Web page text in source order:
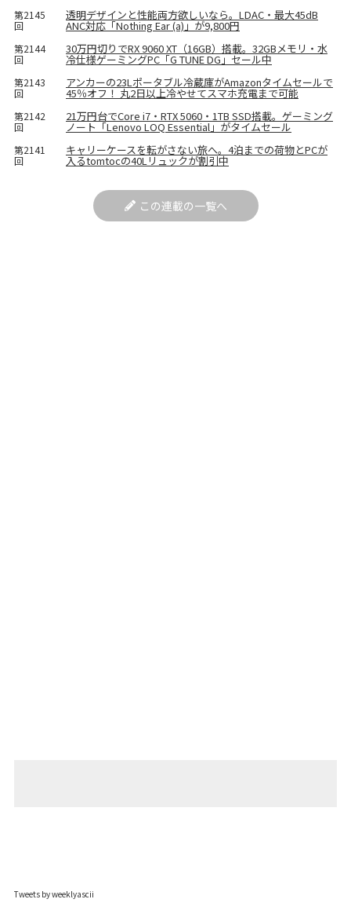
第2145
回
透明デザインと性能両方欲しいなら。LDAC・最大45dB
ANC対応「Nothing Ear (a)」が9,800円
第2144
回
30万円切りでRX 9060 XT（16GB）搭載。32GBメモリ・水
冷仕様ゲーミングPC「G TUNE DG」セール中
第2143
回
アンカーの23Lポータブル冷蔵庫がAmazonタイムセールで
45％オフ！ 丸2日以上冷やせてスマホ充電まで可能
第2142
回
21万円台でCore i7・RTX 5060・1TB SSD搭載。ゲーミング
ノート「Lenovo LOQ Essential」がタイムセール
第2141
回
キャリーケースを転がさない旅へ。4泊までの荷物とPCが
入るtomtocの40Lリュックが割引中
この連載の一覧へ
Tweets by weeklyascii